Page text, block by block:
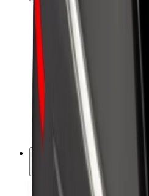
Sjåfører
Sjåførinntekter
Leveringsbud
Inntekter for leveringsbud
Bolt Food-partnere
Franchiser
Karrierer